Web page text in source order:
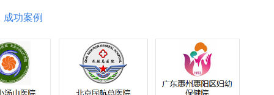
成功案例